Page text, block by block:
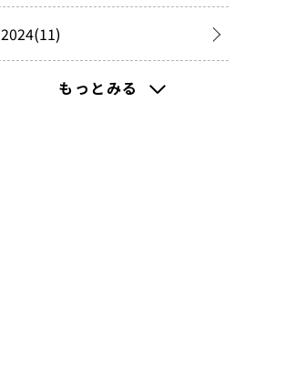
2024(11)
2023(13)もっとみる